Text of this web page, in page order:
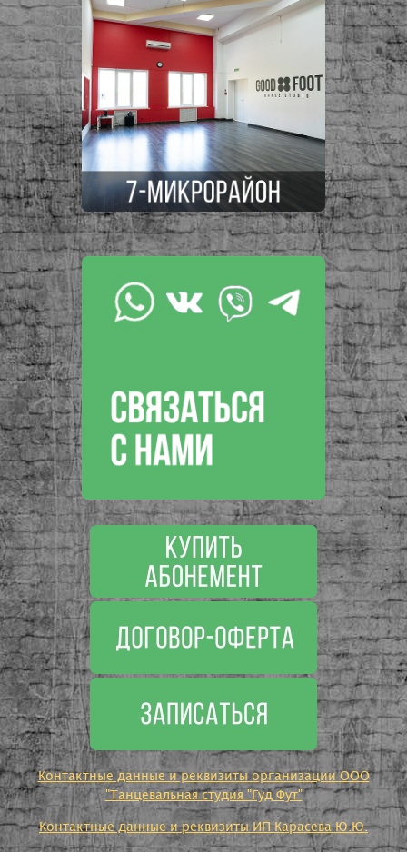
Контактные данные и реквизиты организации ООО
"Танцевальная студия "Гуд Фут"
Контактные данные и реквизиты ИП Карасева Ю.Ю.